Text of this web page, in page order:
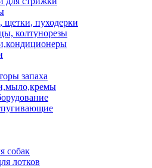
щетки, пуходерки
колтунорезы
запаха
собак
лотков